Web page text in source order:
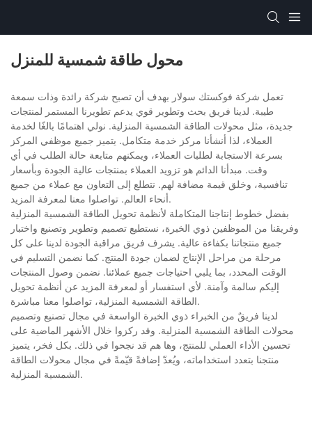
محول طاقة شمسية للمنزل
تعمل شركة فوكستك سولار بهدف أن تصبح شركة رائدة وذات سمعة
طيبة. لدينا فريق بحث وتطوير قوي يدعم تطويرنا المستمر لمنتجات
جديدة، مثل محولات الطاقة الشمسية المنزلية. نولي اهتمامًا بالغًا لخدمة
العملاء، لذا أنشأنا مركز خدمة متكامل. يتميز جميع موظفي المركز
بسرعة الاستجابة لطلبات العملاء، ويمكنهم متابعة حالة الطلب في أي
وقت. مبدأنا الدائم هو تزويد العملاء بمنتجات عالية الجودة وبأسعار
تنافسية، وخلق قيمة مضافة لهم. نتطلع إلى التعاون مع عملاء من جميع
أنحاء العالم. تواصلوا معنا لمعرفة المزيد.
بفضل خطوط إنتاجنا المتكاملة لأنظمة تحويل الطاقة الشمسية المنزلية
وفريقنا من الموظفين ذوي الخبرة، نستطيع تصميم وتطوير وتصنيع واختبار
جميع منتجاتنا بكفاءة عالية. يشرف فريق مراقبة الجودة لدينا على كل
مرحلة من مراحل الإنتاج لضمان جودة المنتج. كما نضمن التسليم في
الوقت المحدد، بما يلبي احتياجات جميع عملائنا. نضمن وصول المنتجات
إليكم سالمة وآمنة. لأي استفسار أو لمعرفة المزيد عن أنظمة تحويل
الطاقة الشمسية المنزلية، تواصلوا معنا مباشرة.
لدينا فريقٌ من الخبراء ذوي الخبرة الواسعة في مجال تصنيع وتصميم
محولات الطاقة الشمسية المنزلية. وقد ركزوا خلال الأشهر الماضية على
تحسين الأداء العملي للمنتج، وها هم قد نجحوا في ذلك. بكل فخر، يتميز
منتجنا بتعدد استخداماته، ويُعدّ إضافةً قيّمةً في مجال محولات الطاقة
الشمسية المنزلية.